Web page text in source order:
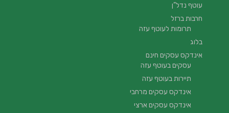
עוטף נדל”ן
חרבות ברזל
תרומות לעוטף עזה
בלוג
אינדקס עסקים חינם
עסקים בעוטף עזה
תיירות בעוטף עזה
אינדקס עסקים מרחבי
אינדקס עסקים ארצי